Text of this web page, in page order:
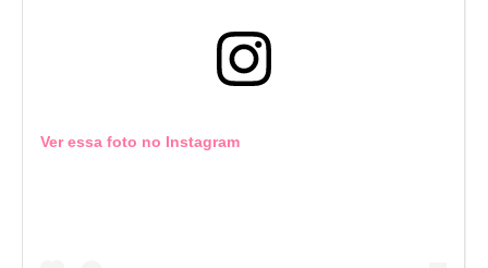
Ver essa foto no Instagram